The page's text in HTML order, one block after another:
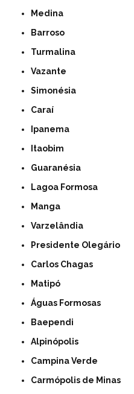
Medina
Barroso
Turmalina
Vazante
Simonésia
Caraí
Ipanema
Itaobim
Guaranésia
Lagoa Formosa
Manga
Varzelândia
Presidente Olegário
Carlos Chagas
Matipó
Águas Formosas
Baependi
Alpinópolis
Campina Verde
Carmópolis de Minas